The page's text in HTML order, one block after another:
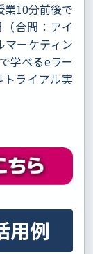
業10分前後で
合間：アイ
マーケティン
学べるeラー
ライアル実
用例